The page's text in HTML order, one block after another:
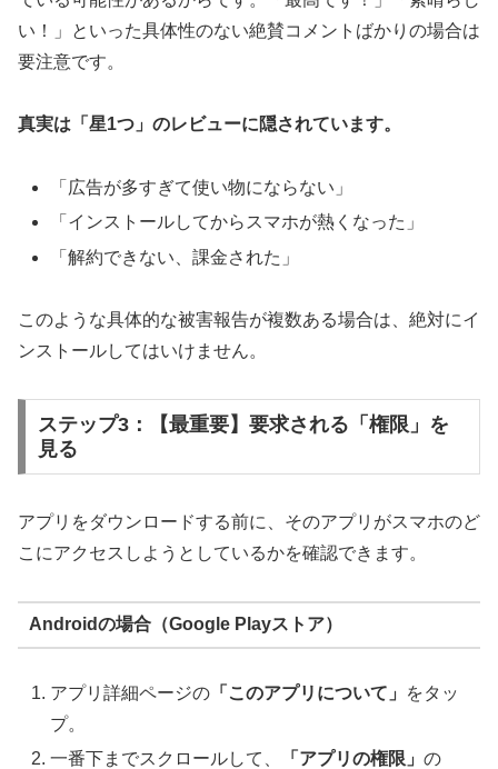
い！」といった具体性のない絶賛コメントばかりの場合は
要注意です。
真実は「星1つ」のレビューに隠されています。
「広告が多すぎて使い物にならない」
「インストールしてからスマホが熱くなった」
「解約できない、課金された」
このような具体的な被害報告が複数ある場合は、絶対にイ
ンストールしてはいけません。
ステップ3：【最重要】要求される「権限」を
見る
アプリをダウンロードする前に、そのアプリがスマホのど
こにアクセスしようとしているかを確認できます。
Androidの場合（Google Playストア）
アプリ詳細ページの 「このアプリについて」
をタッ
プ。
一番下までスクロールして、
「アプリの権限」の